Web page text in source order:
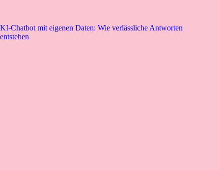
KI-Chatbot mit eigenen Daten: Wie verlässliche Antworten
entstehen